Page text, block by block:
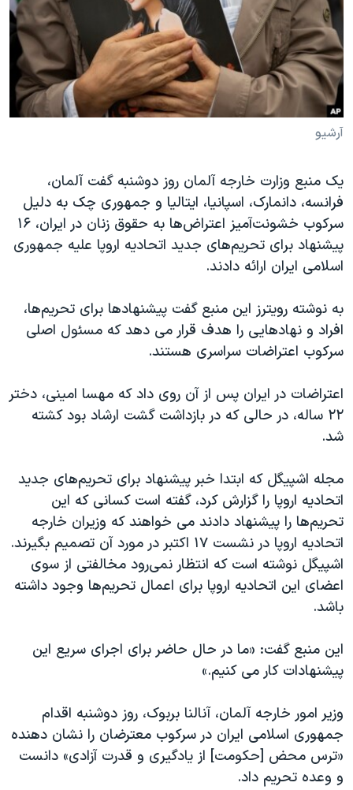
فرهنگ و زندگی
حقوق شهروندی
اقتصادی
علم و فناوری
اسرائیل در جنگ
آرشیو پخش زنده
مستندها
انتخابات ریاست جمهوری آمریکا ۲۰۲۴
حمله جمهوری اسلامی به اسرائیل
رمز مهسا
ورزش زنان در ایران
مجموعه مستندهای دادخواهی
تریبونال مردمی آبان ۹۸
دادگاه حمید نوری
چهل سال گروگان‌گیری
قانون شفافیت دارائی کادر رهبری ایران
اعتراضات مردمی آبان ۹۸
اسرائیل در جنگ
همایش محافظه‌کاران آمریکا «سی‌پک»
صفحه‌های ویژه
سفر پرزیدنت ترامپ به چین
دنبال کنید
زبانهای مختلف
آرشیو
یک منبع وزارت خارجه آلمان روز دوشنبه گفت آلمان،
فرانسه، دانمارک، اسپانیا، ایتالیا و جمهوری چک به دلیل
سرکوب خشونت‌آمیز اعتراض‌ها به حقوق زنان در ایران، ۱۶
پیشنهاد برای تحریم‌های جدید اتحادیه اروپا علیه جمهوری
اسلامی ایران ارائه دادند.
به نوشته رویترز این منبع گفت پیشنهادها برای تحریم‌ها،
افراد و نهادهایی را هدف قرار می دهد که مسئول اصلی
سرکوب اعتراضات سراسری هستند.
اعتراضات در ایران پس از آن روی داد که مهسا امینی، دختر
۲۲ ساله، در حالی که در بازداشت گشت ارشاد بود کشته
شد.
مجله اشپیگل که ابتدا خبر پیشنهاد برای تحریم‌های جدید
اتحادیه اروپا را گزارش کرد، گفته است کسانی که این
تحریم‌ها را پیشنهاد دادند می خواهند که وزیران خارجه
اتحادیه اروپا در نشست ۱۷ اکتبر در مورد آن تصمیم بگیرند.
اشپیگل نوشته است که انتظار نمی‌رود مخالفتی از سوی
اعضای این اتحادیه اروپا برای اعمال تحریم‌ها وجود داشته
باشد.
این منبع گفت: «ما در حال حاضر برای اجرای سریع این
پیشنهادات کار می کنیم.»
وزیر امور خارجه آلمان، آنالنا بربوک، روز دوشنبه اقدام
جمهوری اسلامی ایران در سرکوب معترضان را نشان دهنده
«ترس محض [حکومت] از یادگیری و قدرت آزادی» دانست
و وعده تحریم داد.